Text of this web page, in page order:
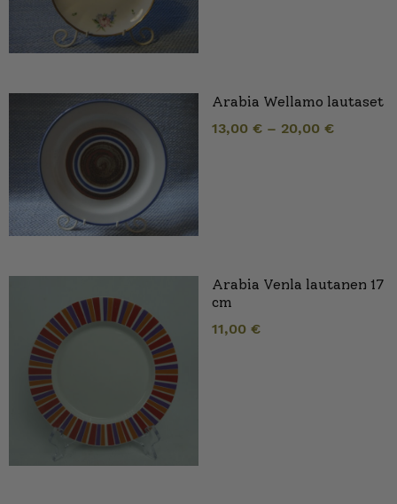
Arabia Wellamo lautaset
13,00 € – 20,00 €
Arabia Venla lautanen 17
cm
11,00 €